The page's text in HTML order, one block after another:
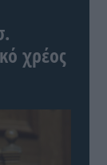
χρέος